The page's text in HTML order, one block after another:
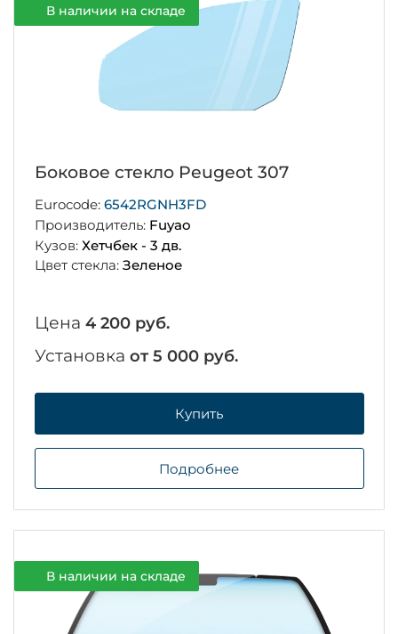
В наличии на складе
Боковое стекло Peugeot 307
Eurocode: 6542RGNH3FD
Производитель: Fuyao
Кузов: Хетчбек - 3 дв.
Цвет стекла: Зеленое
Цена 4 200 руб.
Установка от 5 000 руб.
Купить
Подробнее
В наличии на складе